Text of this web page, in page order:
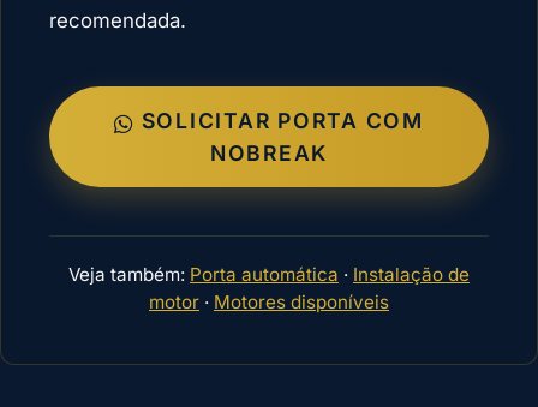
recomendada.
SOLICITAR PORTA COM
NOBREAK
Veja também: Porta automática · Instalação de
motor · Motores disponíveis